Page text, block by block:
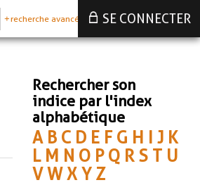
SE CONNECTER
recherche avancée
Rechercher son
indice par l'index
alphabétique
A B C D E F G H J K
L M N O P Q R S T U
V W X Y Z